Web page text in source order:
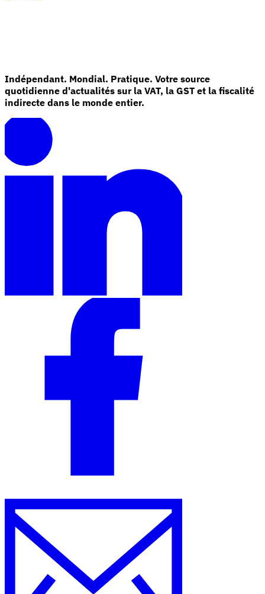
Indépendant. Mondial. Pratique. Votre source
quotidienne d'actualités sur la VAT, la GST et la fiscalité
indirecte dans le monde entier.